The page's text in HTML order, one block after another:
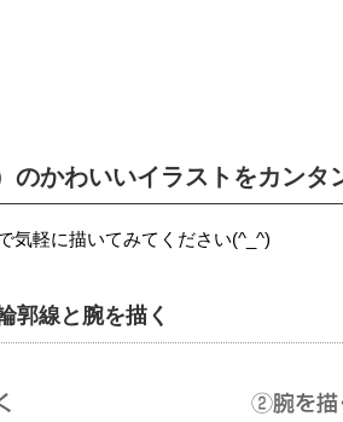
のかわいいイラストをカンタ
気軽に描いてみてください(^_^)
郭線と腕を描く